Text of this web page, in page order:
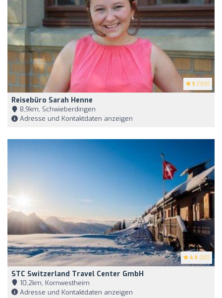
5 (109)
Reisebüro Sarah Henne
8,9km, Schwieberdingen
Adresse und Kontaktdaten anzeigen
4.9 (30)
STC Switzerland Travel Center GmbH
10,2km, Kornwestheim
Adresse und Kontaktdaten anzeigen